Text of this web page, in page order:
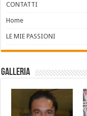
CONTATTI
Home
LE MIE PASSIONI
Galleria